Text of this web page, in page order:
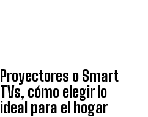
Proyectores o Smart
TVs, cómo elegir lo
ideal para el hogar